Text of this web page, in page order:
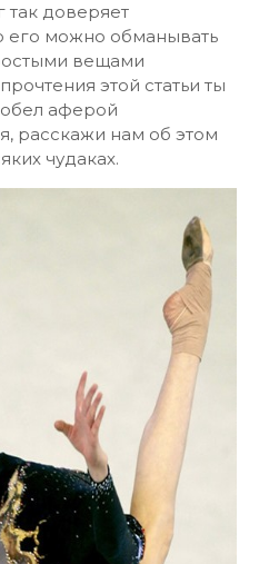
так доверяет
его можно обманывать
вещами
этой статьи ты
аферой
расскажи нам об этом
чудаках.